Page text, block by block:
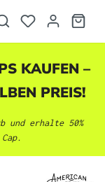
KAUFEN –
PREIS!
und erhalte 50%